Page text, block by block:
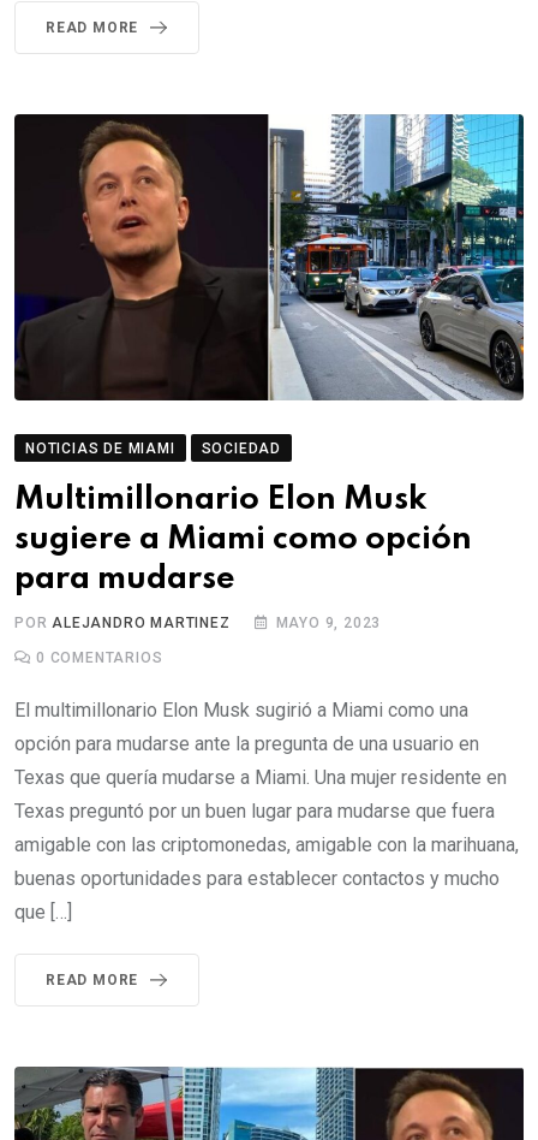
READ MORE
NOTICIAS DE MIAMI SOCIEDAD
Multimillonario Elon Musk
sugiere a Miami como opción
para mudarse
PORALEJANDRO MARTINEZ MAYO 9, 2023
0 COMENTARIOS
El multimillonario Elon Musk sugirió a Miami como una
opción para mudarse ante la pregunta de una usuario en
Texas que quería mudarse a Miami. Una mujer residente en
Texas preguntó por un buen lugar para mudarse que fuera
amigable con las criptomonedas, amigable con la marihuana,
buenas oportunidades para establecer contactos y mucho
que […]
READ MORE